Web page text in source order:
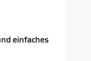
einfaches